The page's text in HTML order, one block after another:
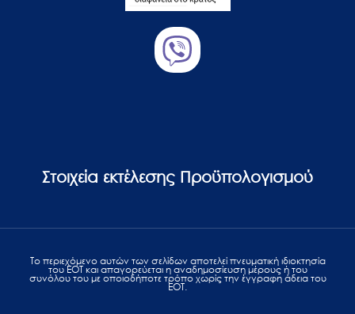
Στοιχεία εκτέλεσης Προϋπολογισμού
Το περιεχόμενο αυτών των σελίδων αποτελεί πvευματική ιδιοκτησία
του ΕΟΤ και απαγορεύεται η αναδημοσίευση μέρους ή του
συνόλου του με οποιοδήποτε τρόπο χωρίς την έγγραφη άδεια του
ΕΟΤ.